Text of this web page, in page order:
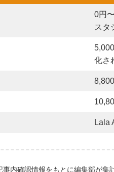
0円
スタ
化さ
Lala
内確認情報をもとに編集部が集